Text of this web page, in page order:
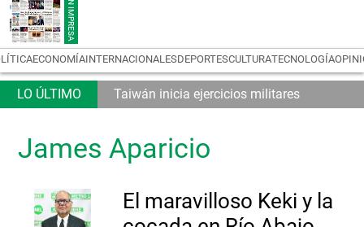
ECONOMÍAINTERNACIONALESDEPORTESCULTURATECNOLOGÍA
Taiwán inicia ejercicios militares
James Aparicio
El maravilloso Keki y la